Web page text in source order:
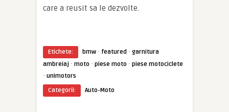
care a reusit sa le dezvolte.
Etichete: bmw · featured · garnitura
ambreiaj · moto · piese moto · piese motociclete
· unimotors
Categorii:
Auto-Moto